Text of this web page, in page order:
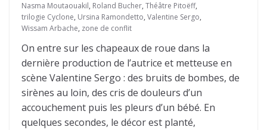
Nasma Moutaouakil, Roland Bucher, Théâtre Pitoëff,
trilogie Cyclone, Ursina Ramondetto, Valentine Sergo,
Wissam Arbache, zone de conflit
On entre sur les chapeaux de roue dans la
dernière production de l’autrice et metteuse en
scène Valentine Sergo : des bruits de bombes, de
sirènes au loin, des cris de douleurs d’un
accouchement puis les pleurs d’un bébé. En
quelques secondes, le décor est planté,